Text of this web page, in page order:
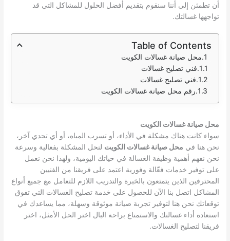
أن تطمئن إلى أننا سنقوم بتقديم أفضل الحلول للمشاكل التي قد
تواجهها غسالتك.
Table of Contents
محل صيانة غسالات الكويت
فني تصليح غسالات
فني تصليح غسالات
رقم محل صيانة غسالات الكويت
محل صيانة غسالات الكويت
سواء كانت هناك مشكلة في الأداء، أو تسرب المياه، أو أي تحدي آخر،
نحن هنا في محل صيانة غسالات الكويت لنحل المشكلة بفعالية وسرعة
نحن نفهم أهمية وظيفة الغسالة في حياتك اليومية، ولهذا نحن نعمل
على توفير خدمات فعّالة وفورية اعتمد على فريقنا من الفنيين
المحترفين الذين يتمتعون بالخبرة والتدريب اللازم للتعامل مع جميع أنواع
المشاكل اتصل بنا الآن للحصول على خدمة تصليح الغسالات التي تفوق
توقعاتك نحن هنا لتوفير تجربة صيانة موثوقة وسهلة، مما يساعدك في
استعادة أداء غسالتك والاستمتاع براحة البال اختر الحل الأمثل، اختر
فريقنا لتصليح الغسالات.